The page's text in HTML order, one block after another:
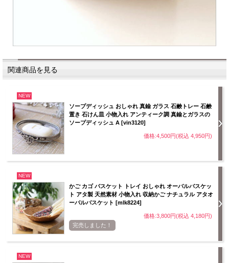
関連商品を見る
NEW
ソープディッシュ おしゃれ 真鍮 ガラス 石鹸トレー 石鹸
置き 石けん皿 小物入れ アンティーク調 真鍮とガラスの
ソープディッシュ A [vin3120]
価格:4,500円(税込 4,950円)
NEW
かご カゴ バスケット トレイ おしゃれ オーバルバスケッ
ト アタ製 天然素材 小物入れ 収納かご ナチュラル アタオ
ーバルバスケット [mlk8224]
価格:3,800円(税込 4,180円)
完売しました！
NEW